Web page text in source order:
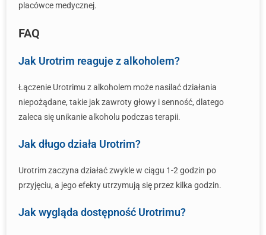
placówce medycznej.
FAQ
Jak Urotrim reaguje z alkoholem?
Łączenie Urotrimu z alkoholem może nasilać działania
niepożądane, takie jak zawroty głowy i senność, dlatego
zaleca się unikanie alkoholu podczas terapii.
Jak długo działa Urotrim?
Urotrim zaczyna działać zwykle w ciągu 1-2 godzin po
przyjęciu, a jego efekty utrzymują się przez kilka godzin.
Jak wygląda dostępność Urotrimu?